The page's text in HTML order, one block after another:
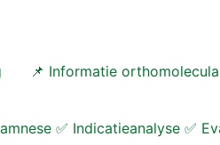
📌 Informatie
✅ Indicatieanalyse ✅